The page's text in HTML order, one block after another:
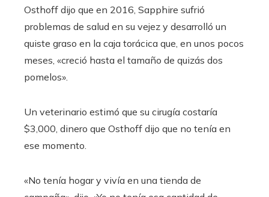
Osthoff dijo que en 2016, Sapphire sufrió
problemas de salud en su vejez y desarrolló un
quiste graso en la caja torácica que, en unos pocos
meses, «creció hasta el tamaño de quizás dos
pomelos».
Un veterinario estimó que su cirugía costaría
$3,000, dinero que Osthoff dijo que no tenía en
ese momento.
«No tenía hogar y vivía en una tienda de